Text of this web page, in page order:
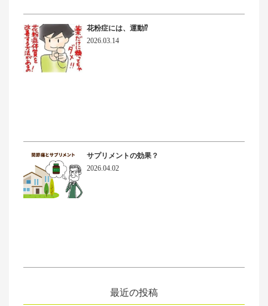
花粉症には、運動⁉
2026.03.14
サプリメントの効果？
2026.04.02
最近の投稿